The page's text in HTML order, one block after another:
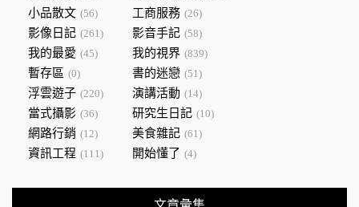
小品散文 (56) 工商服務 (26)
影像日記 (261) 影音手記 (58)
我的最愛 (45) 我的視界 (839)
暫存區 (0) 書的迷戀 (51)
浮雲遊子 (220) 演講活動 (14)
當式攝影 (36) 研究生日記 (10)
網路行銷 (12) 美食雜記 (61)
資訊工程 (111) 開始懂了 (4)